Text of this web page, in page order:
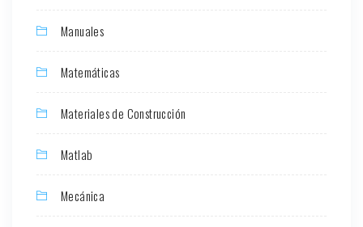
Manuales
Matemáticas
Materiales de Construcción
Matlab
Mecánica